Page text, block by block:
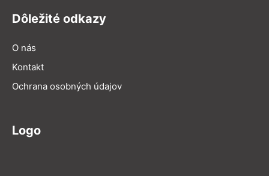
Dôležité odkazy
O nás
Kontakt
Ochrana osobných údajov
Logo